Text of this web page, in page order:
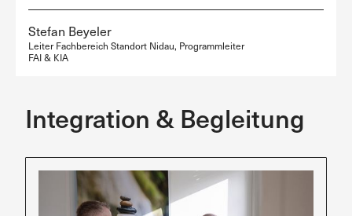
Stefan Beyeler
Leiter Fachbereich Standort Nidau, Programmleiter
FAI & KIA
Integration & Begleitung